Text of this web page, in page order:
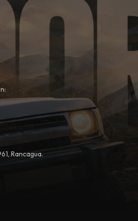
Rancagua.